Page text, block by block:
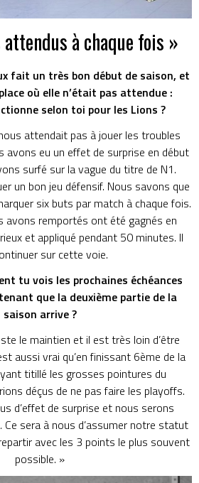
à chaque fois »
fait un très bon début de saison, et
où elle n’était pas attendue :
selon toi pour les Lions ?
attendait pas à jouer les troubles
avons eu un effet de surprise en début
surfé sur la vague du titre de N1.
un bon jeu défensif. Nous savons que
six buts par match à chaque fois.
avons remportés ont été gagnés en
et appliqué pendant 50 minutes. Il
sur cette voie.
tu vois les prochaines échéances
que la deuxième partie de la
saison arrive ?
le maintien et il est très loin d’être
aussi vrai qu’en finissant 6ème de la
titillé les grosses pointures du
déçus de ne pas faire les playoffs.
d’effet de surprise et nous serons
sera à nous d’assumer notre statut
avec les 3 points le plus souvent
possible. »